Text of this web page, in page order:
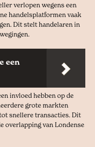
verlopen wegens een
handelsplatformen vaak
Dit stelt handelaren in
een
invloed hebben op de
grote markten
snellere transacties. Dit
overlapping van Londense